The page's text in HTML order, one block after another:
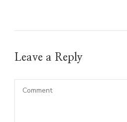
Leave a Reply